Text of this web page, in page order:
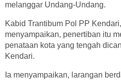
melanggar Undang-Undang.
Kabid Trantibum Pol PP
menyampaikan, penertiban itu
penataan kota yang tengah
Kendari.
Ia menyampaikan, larangan